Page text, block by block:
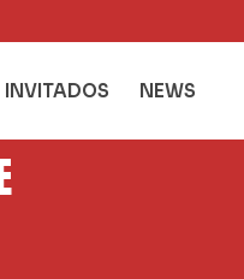
INVITADOS NEWS